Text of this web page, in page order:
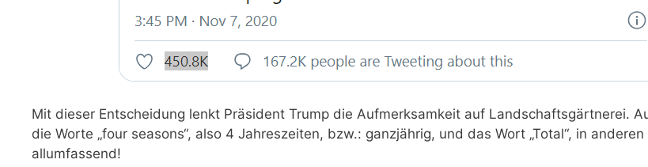
Mit dieser Entscheidung lenkt Präsident Trump die Aufmerksamkeit auf Landschaftsgärtnerei.
die Worte „four seasons“, also 4 Jahreszeiten, bzw.: ganzjährig, und das Wort „Total“, in anderen
allumfassend!